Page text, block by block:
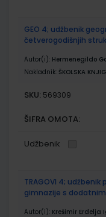
GEO 4; udžbenik
četverogodišnjih
Autor(i): Hermenegildo
Nakladnik: ŠKOLSKA
SKU: 569309
ŠIFRA OMOTA:
Udžbenik
TRAGOVI 4;
gimnazije s
Autor(i): Krešimir Erdelja